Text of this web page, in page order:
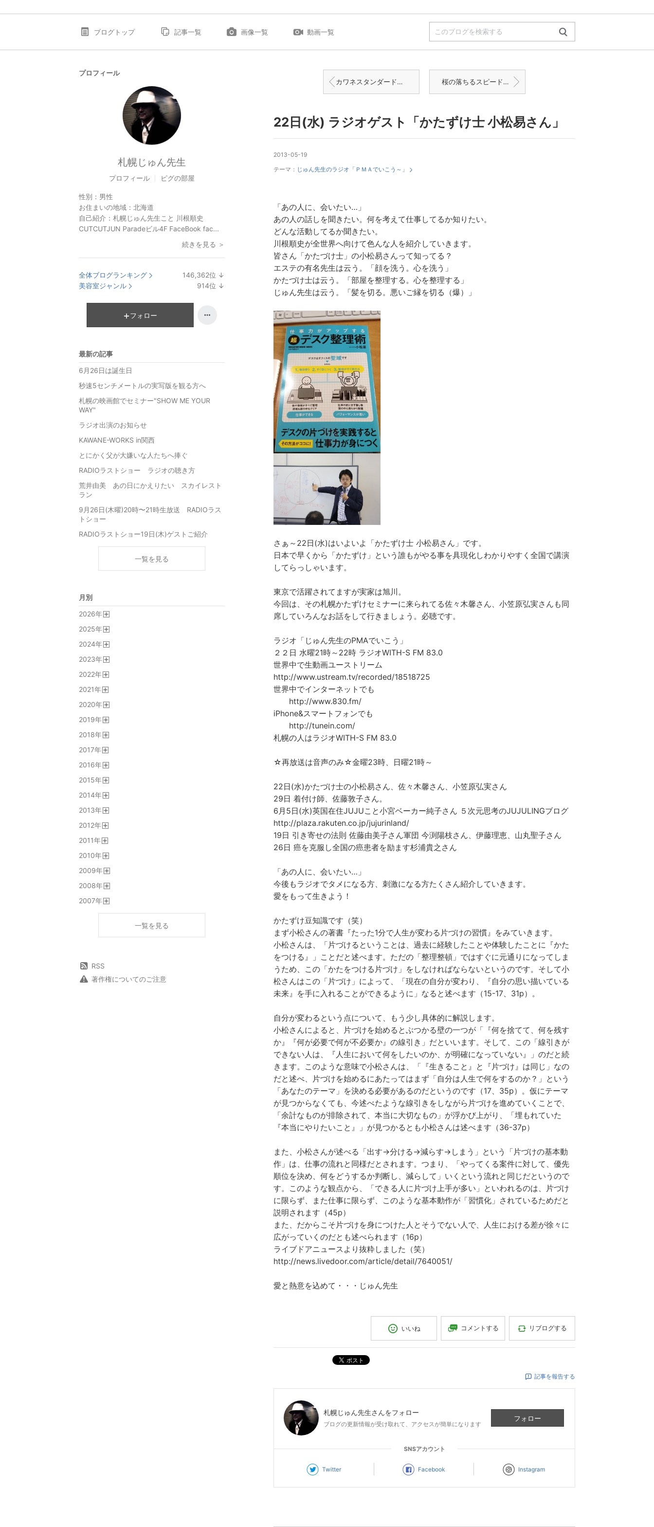
ブログトップ 記事一覧 画像一覧 動画一覧
カワネスタンダード＝皆のスゴい!が僕らの普通になる。 桜の落ちるスピード知ってる?
22日(水) ラジオゲスト「かたずけ士 小松易さん」
2013-05-19
テーマ： じゅん先生のラジオ「ＰＭＡでいこう～」
「あの人に、会いたい…」
あの人の話しを聞きたい。何を考えて仕事してるか知りたい。
どんな活動してるか聞きたい。
川根順史が全世界へ向けて色んな人を紹介していきます。
皆さん「かたづけ士」の小松易さんって知ってる？
エステの有名先生は云う。「顔を洗う。心を洗う」
かたづけ士は云う。「部屋を整理する。心を整理する」
じゅん先生は云う。「髪を切る。悪いご縁を切る（爆）」
さぁ～22日(水)はいよいよ「かたずけ士 小松易さん」です。
日本で早くから「かたずけ」という誰もがやる事を具現化しわかりやすく全国で講演
してらっしゃいます。
東京で活躍されてますが実家は旭川。
今回は、その札幌かたずけセミナーに来られてる佐々木馨さん、小笠原弘実さんも同
席していろんなお話をして行きましょう。必聴です。
ラジオ「じゅん先生のPMAでいこう」
２２日 水曜21時～22時 ラジオWITH-S FM 83.0
世界中で生動画ユーストリーム
http://www.ustream.tv/recorded/18518725
世界中でインターネットでも
http://www.830.fm/
iPhone&スマートフォンでも
http://tunein.com/
札幌の人はラジオWITH-S FM 83.0
☆再放送は音声のみ☆金曜23時、日曜21時～
22日(水)かたづけ士の小松易さん、佐々木馨さん、小笠原弘実さん
29日 着付け師、佐藤敦子さん。
6月5日(水)英国在住JUJUこと小宮ベーカー純子さん ５次元思考のJUJULINGブログ
http://plaza.rakuten.co.jp/jujurinland/
19日 引き寄せの法則 佐藤由美子さん軍団 今渕陽枝さん、伊藤理恵、山丸聖子さん
26日 癌を克服し全国の癌患者を励ます杉浦貴之さん
「あの人に、会いたい…」
今後もラジオでタメになる方、刺激になる方たくさん紹介していきます。
愛をもって生きよう！
かたずけ豆知識です（笑）
まず小松さんの著書『たった1分で人生が変わる片づけの習慣』をみていきます。
小松さんは、「片づけるということは、過去に経験したことや体験したことに『かた
をつける』」ことだと述べます。ただの「整理整頓」ではすぐに元通りになってしま
うため、この「かたをつける片づけ」をしなければならないというのです。そして小
松さんはこの「片づけ」によって、「現在の自分が変わり、『自分の思い描いている
未来』を手に入れることができるように」なると述べます（15-17、31p）。
自分が変わるという点について、もう少し具体的に解説します。
小松さんによると、片づけを始めるとぶつかる壁の一つが「『何を捨てて、何を残す
か』『何が必要で何が不必要か』の線引き」だといいます。そして、この「線引きが
できない人は、『人生において何をしたいのか、が明確になっていない』」のだと続
きます。このような意味で小松さんは、「『生きること』と『片づけ』は同じ」なの
だと述べ、片づけを始めるにあたってはまず「自分は人生で何をするのか？」という
「あなたのテーマ」を決める必要があるのだというのです（17、35p）。仮にテーマ
が見つからなくても、今述べたような線引きをしながら片づけを進めていくことで、
「余計なものが排除されて、本当に大切なもの」が浮かび上がり、「埋もれていた
『本当にやりたいこと』」が見つかるとも小松さんは述べます（36-37p）
また、小松さんが述べる「出す→分ける→減らす→しまう」という「片づけの基本動
作」は、仕事の流れと同様だとされます。つまり、「やってくる案件に対して、優先
順位を決め、何をどうするか判断し、減らして」いくという流れと同じだというので
す。このような観点から、「できる人に片づけ上手が多い」といわれるのは、片づけ
に限らず、また仕事に限らず、このような基本動作が「習慣化」されているためだと
説明されます（45p）
また、だからこそ片づけを身につけた人とそうでない人で、人生における差が徐々に
広がっていくのだとも述べられます（16p）
ライブドアニュースより抜粋しました（笑）
http://news.livedoor.com/article/detail/7640051/
愛と熱意を込めて・・・じゅん先生
いいね コメントする リブログする
ポスト
記事を報告する
札幌じゅん先生さんをフォロー
ブログの更新情報が受け取れて、アクセスが簡単になります
フォロー
SNSアカウント
Twitter Facebook Instagram
プロフィール
札幌じゅん先生
プロフィール ピグの部屋
性別： 男性
お住まいの地域： 北海道
自己紹介： 札幌じゅん先生こと 川根順史
CUTCUTJUN Paradeビル4F FaceBook fac...
続きを見る ＞
全体ブログランキング 146,362位 ↓
美容室ジャンル 914位 ↓
フォロー
最新の記事
6月26日は誕生日
秒速5センチメートルの実写版を観る方へ
札幌の映画館でセミナー"SHOW ME YOUR
WAY"
ラジオ出演のお知らせ
KAWANE-WORKS in関西
とにかく父が大嫌いな人たちへ捧ぐ
RADIOラストショー ラジオの聴き方
荒井由美 あの日にかえりたい スカイレスト
ラン
9月26日(木曜)20時〜21時生放送 RADIOラス
トショー
RADIOラストショー19日(木)ゲストご紹介
一覧を見る
月別
2026年
2025年
2024年
2023年
2022年
2021年
2020年
2019年
2018年
2017年
2016年
2015年
2014年
2013年
2012年
2011年
2010年
2009年
2008年
2007年
一覧を見る
RSS
著作権についてのご注意